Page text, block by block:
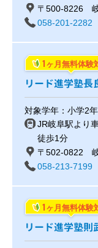
〒500-8226
058-201-2282
1 ヶ月無料体験
リード進学塾長
対象学年：小学2
JR岐阜駅より
徒歩1分
〒502-0822
058-213-7199
1 ヶ月無料体験
リード進学塾則